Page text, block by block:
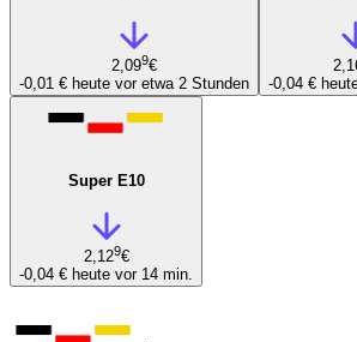
2,099€
-0,01 € heute vor etwa 2 Stunden
-0,04 €
Super E10
2,129€
-0,04 € heute vor 14 min.